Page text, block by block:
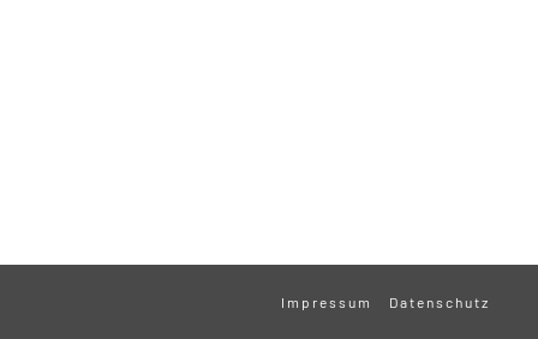
Impressum Datenschutz